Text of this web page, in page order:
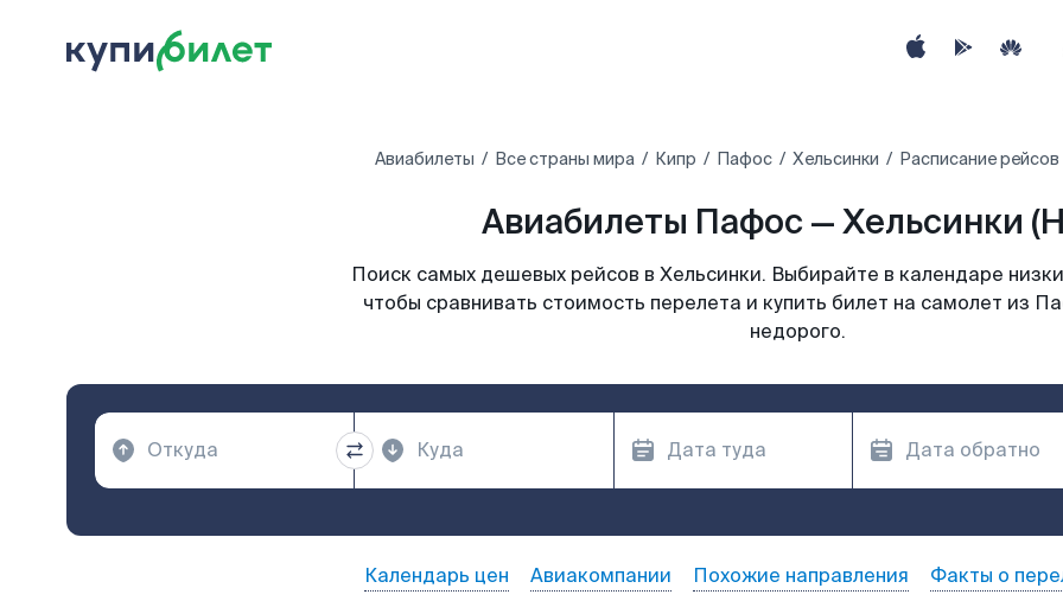
Авиабилеты Все страны мира Кипр Пафос Хельсинки Расписание
Авиабилеты Пафос — Хельсинки
Поиск самых дешевых рейсов в Хельсинки. Выбирайте в календаре
чтобы сравнивать стоимость перелета и купить билет на самолет из
недорого.
Календарь цен Авиакомпании Похожие направления Факты о